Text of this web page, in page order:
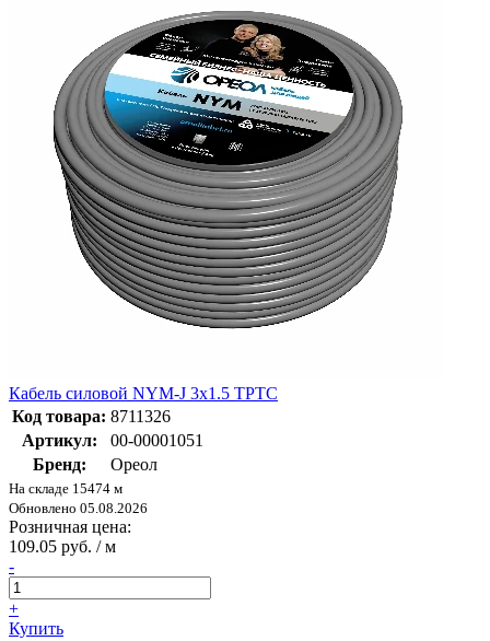
Кабель силовой NYM-J 3х1.5 ТРТС
Код товара: 8711326
Артикул:
00-00001051
Бренд:
Ореол
На складе 15474 м
Обновлено 05.08.2026
Розничная цена:
109.05 руб. / м
-
+
Купить